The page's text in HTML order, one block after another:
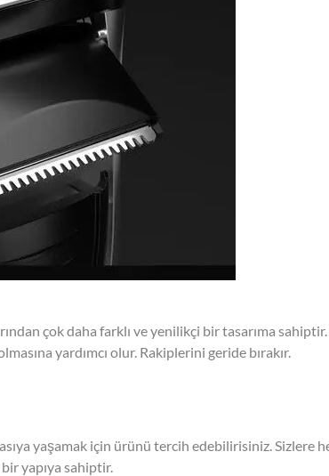
çok daha farklı ve yenilikçi bir tasarıma
yardımcı olur. Rakiplerini geride bırakır.
yaşamak için ürünü tercih edebilirisiniz.
bir yapıya sahiptir.